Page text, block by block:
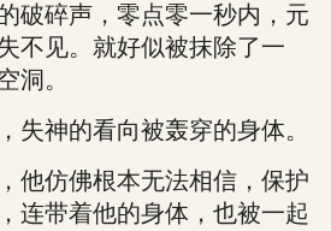
碎声，零点零一秒内，元
不见。就好似被抹除了一
洞。
神的看向被轰穿的身体。
仿佛根本无法相信，保护
连带着他的身体，也被一起